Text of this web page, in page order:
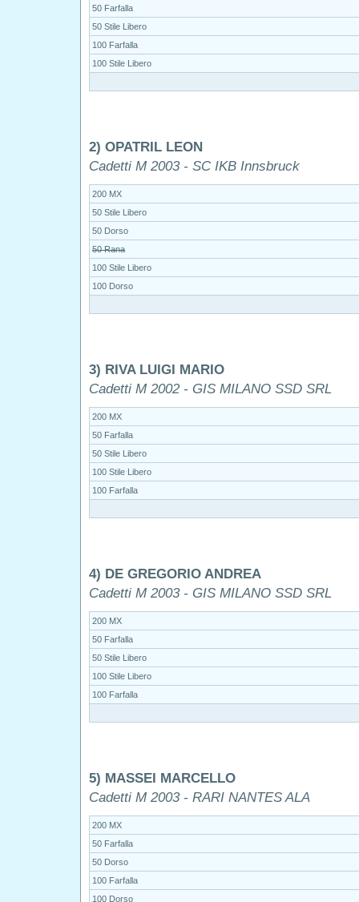
50 Farfalla
50 Stile Libero
100 Farfalla
100 Stile Libero
2) OPATRIL LEON
Cadetti M 2003 - SC IKB Innsbruck
200 MX
50 Stile Libero
50 Dorso
50 Rana
100 Stile Libero
100 Dorso
3) RIVA LUIGI MARIO
Cadetti M 2002 - GIS MILANO SSD SRL
200 MX
50 Farfalla
50 Stile Libero
100 Stile Libero
100 Farfalla
4) DE GREGORIO ANDREA
Cadetti M 2003 - GIS MILANO SSD SRL
200 MX
50 Farfalla
50 Stile Libero
100 Stile Libero
100 Farfalla
5) MASSEI MARCELLO
Cadetti M 2003 - RARI NANTES ALA
200 MX
50 Farfalla
50 Dorso
100 Farfalla
100 Dorso